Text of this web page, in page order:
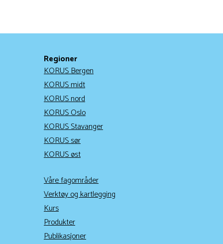
Regioner
KORUS Bergen
KORUS midt
KORUS nord
KORUS Oslo
KORUS Stavanger
KORUS sør
KORUS øst
Våre fagområder
Verktøy og kartlegging
Kurs
Produkter
Publikasjoner